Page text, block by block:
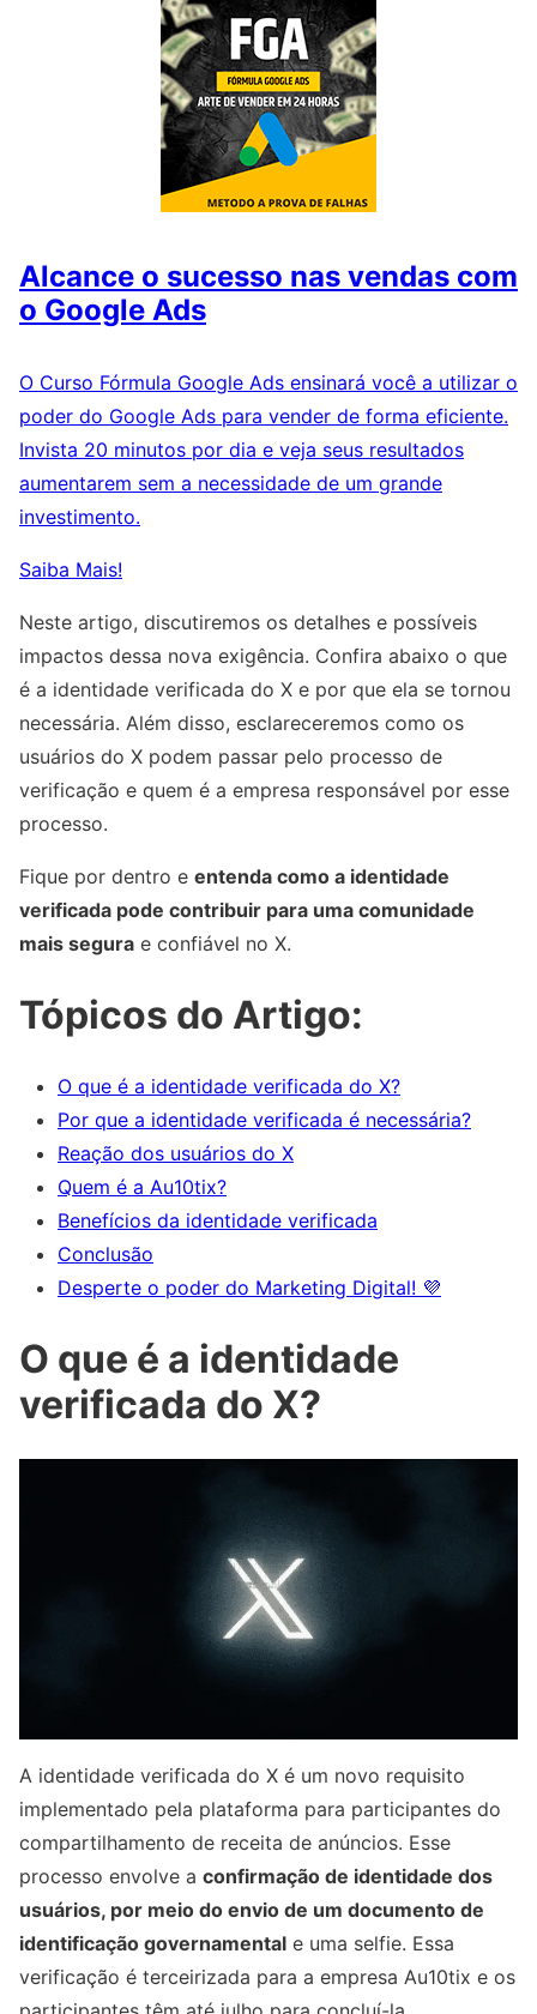
Alcance o sucesso nas vendas com
o Google Ads
O Curso Fórmula Google Ads ensinará você a utilizar o
poder do Google Ads para vender de forma eficiente.
Invista 20 minutos por dia e veja seus resultados
aumentarem sem a necessidade de um grande
investimento.
Saiba Mais!
Neste artigo, discutiremos os detalhes e possíveis
impactos dessa nova exigência. Confira abaixo o que
é a identidade verificada do X e por que ela se tornou
necessária. Além disso, esclareceremos como os
usuários do X podem passar pelo processo de
verificação e quem é a empresa responsável por esse
processo.
Fique por dentro e entenda como a identidade
verificada pode contribuir para uma comunidade
mais segura e confiável no X.
Tópicos do Artigo:
O que é a identidade verificada do X?
Por que a identidade verificada é necessária?
Reação dos usuários do X
Quem é a Au10tix?
Benefícios da identidade verificada
Conclusão
Desperte o poder do Marketing Digital! 💜
O que é a identidade
verificada do X?
A identidade verificada do X é um novo requisito
implementado pela plataforma para participantes do
compartilhamento de receita de anúncios. Esse
processo envolve a confirmação de identidade dos
usuários, por meio do envio de um documento de
identificação governamental e uma selfie. Essa
verificação é terceirizada para a empresa Au10tix e os